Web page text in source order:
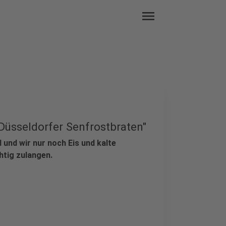
menu
Senfrostbraten"
wir nur noch Eis und kalte
zulangen.